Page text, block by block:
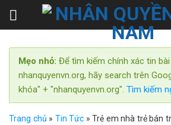
Skip
Mẹo nhỏ: Để tìm kiếm chính xác tin
nhanquyenvn.org, hãy search trên
khóa" + "nhanquyenvn.org". Tìm kiếm
Trang chủ » Tin Tức »Trẻ em nhà trẻ bán